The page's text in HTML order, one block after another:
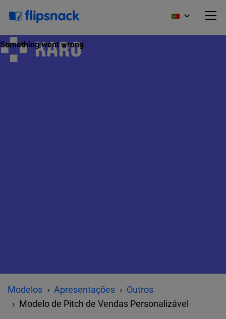
Modelos Apresentações
Outros
Modelo de Pitch de Vendas Personalizável